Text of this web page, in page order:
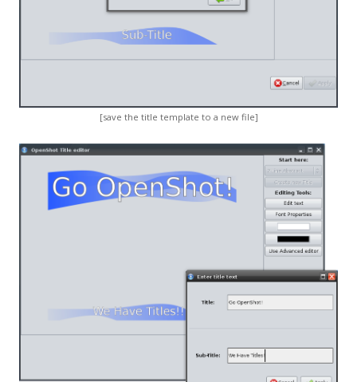
[save the title template to a new file]